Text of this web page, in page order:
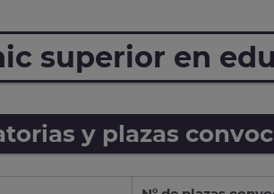
superior en
y plazas